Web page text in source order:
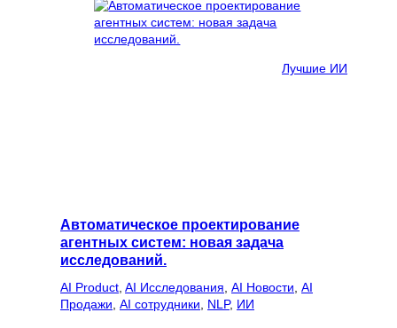
Лучшие ИИ
Автоматическое проектирование
агентных систем: новая задача
исследований.
AI Product AI Исследования AI Новости AI
Продажи AI сотрудники NLP, ИИ